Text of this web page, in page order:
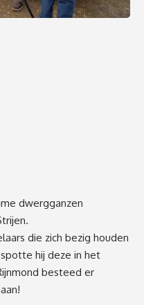
dwergganzen
die zich bezig houden
hij deze in het
besteed er